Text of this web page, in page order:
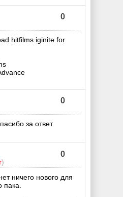
0
hitfilms iginite for
0
за ответ
)
0
ничего нового для
пака.